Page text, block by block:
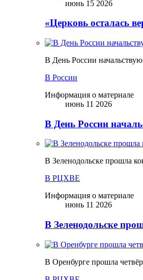
июнь 15 2026
«Церковь осталась
В День России
В России
Информация о материале
июнь 11 2026
В День России
В Зеленодольске прошла
В РЦХВЕ
Информация о материале
июнь 11 2026
В Зеленодольске
В Оренбурге прошла